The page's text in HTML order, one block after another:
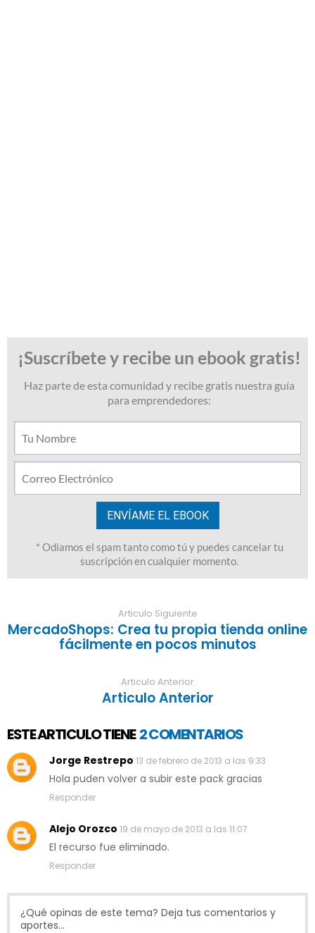
Articulo Siguiente
MercadoShops: Crea tu propia tienda online
fácilmente en pocos minutos
Articulo Anterior
Articulo Anterior
ESTE ARTICULO TIENE 2 COMENTARIOS
Jorge Restrepo 13 de febrero de 2013 a las 9:33
Hola puden volver a subir este pack gracias
Responder
Alejo Orozco 19 de mayo de 2013 a las 11:07
El recurso fue eliminado.
Responder
¿Qué opinas de este tema? Deja tus comentarios y
aportes...